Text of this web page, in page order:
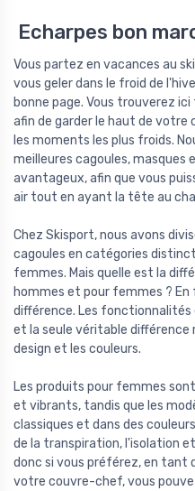
Echarpes bon
Vous partez en vacances au
vous geler dans le froid de
bonne page. Vous trouverez
afin de garder le haut de votre
les moments les plus froids.
meilleures cagoules, masques
avantageux, afin que vous
air tout en ayant la tête au
Chez Skisport, nous avons
cagoules en catégories
femmes. Mais quelle est la
hommes et pour femmes ? En
différence. Les
et la seule véritable différence
design et les couleurs.
Les produits pour femmes
et vibrants, tandis que les
classiques et dans des
de la transpiration, l'isolation
donc si vous préférez, en tant
votre couvre-chef, vous